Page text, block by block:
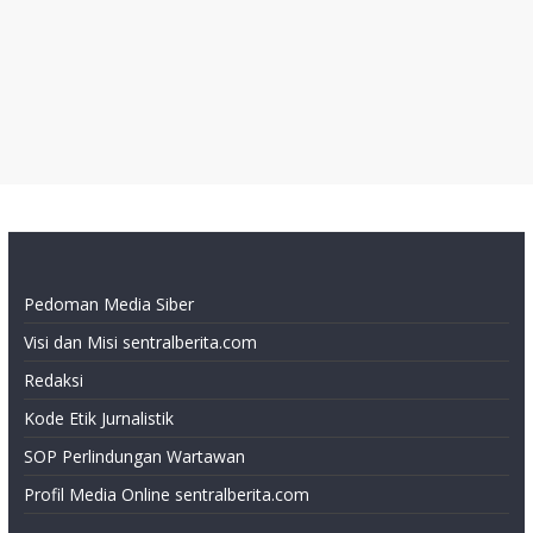
Pedoman Media Siber
Visi dan Misi sentralberita.com
Redaksi
Kode Etik Jurnalistik
SOP Perlindungan Wartawan
Profil Media Online sentralberita.com